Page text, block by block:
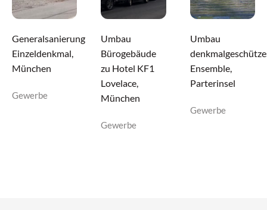
Generalsanierung
Einzeldenkmal,
München
Gewerbe
Umbau
Bürogebäude
zu Hotel KF1
Lovelace,
München
Gewerbe
Umbau
Ensemble,
Parterinsel
Gewerbe